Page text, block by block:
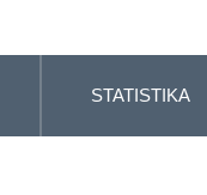
STATISTIKA